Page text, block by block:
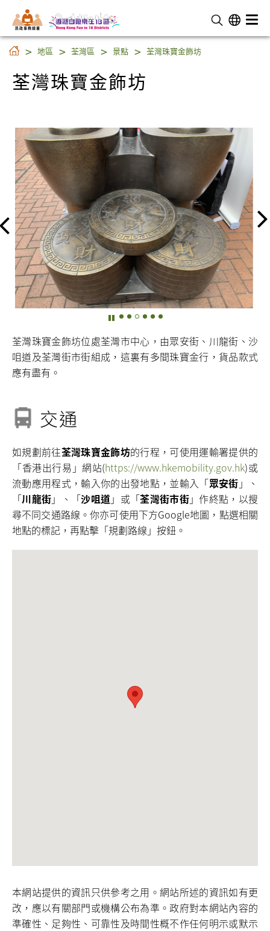
民 政 事 務 總 署
荃灣珠寶金飾坊
地區 荃灣區 景點 荃灣珠寶金飾坊
荃灣珠寶金飾坊
荃灣珠寶金飾坊位處荃灣市中心，由眾安街、川龍街、沙
咀道及荃灣街市街組成，這裏有多間珠寶金行，貨品款式
應有盡有。
交通
如規劃前往荃灣珠寶金飾坊的行程，可使用運輸署提供的
「香港出行易」網站(https://www.hkemobility.gov.hk)或
流動應用程式，輸入你的出發地點，並輸入「眾安街 」、
「川龍街」、「沙咀道」或「荃灣街市街」作終點，以搜
尋不同交通路線。你亦可使用下方Google地圖，點選相關
地點的標記，再點擊「規劃路線」按鈕。
本網站提供的資訊只供參考之用。網站所述的資訊如有更
改，應以有關部門或機構公布為準。政府對本網站內容的
準確性、足夠性、可靠性及時間性概不作任何明示或默示